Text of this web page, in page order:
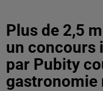
Plus de 2,5
un concours
par Pubity
gastronomie